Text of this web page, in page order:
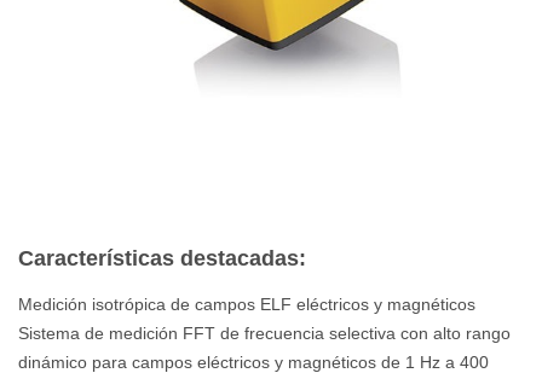
Características destacadas:
Medición isotrópica de campos ELF eléctricos y magnéticos
Sistema de medición FFT de frecuencia selectiva con alto rango
dinámico para campos eléctricos y magnéticos de 1 Hz a 400